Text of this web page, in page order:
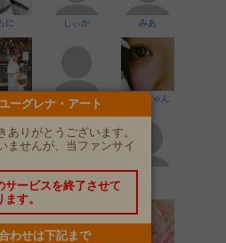
に しぃか みあ
コ 香月 はるちゃん
きなつ
き
ユキ ✰美容
好き
ーグレナ・アート
ありがとうございます。
ませんが、当ファンサイ
サービスを終了させて
す。
わせは下記まで